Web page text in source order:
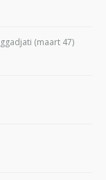
(maart 47)